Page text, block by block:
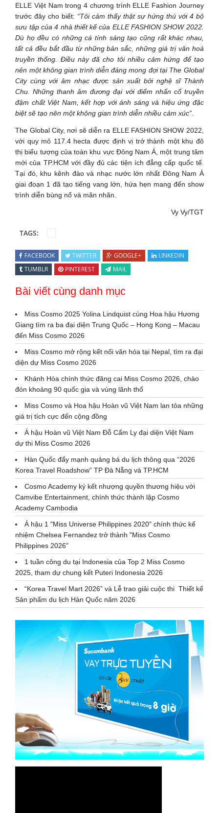
ELLE Việt Nam trong 4 chương trình ELLE Fashion Journey
trước đây cho biết: “Tôi cảm thấy thật sự hứng thú với 4 bộ
sưu tập của 4 nhà thiết kế của ELLE FASHION SHOW 2022.
Dù họ đều có những cá tính sáng tạo cũng rất khác nhau,
tất cả đều bắt đầu từ những bản sắc, những giá trị văn hoá
truyền thống. Điều này đã cho tôi nhiều cảm hứng để tạo
nên một không gian trình diễn đáng mong đợi tại The Global
City cùng với âm nhạc được sản xuất bởi nghệ sĩ Thành
Chu. Những thanh âm đương đại với điểm nhấn cổ truyền
đậm chất Việt Nam, kết hợp với ánh sáng và hiệu ứng đặc
biệt sẽ tạo nên một không gian trình diễn nhiều cảm xúc”
The Global City, nơi sẽ diễn ra ELLE FASHION SHOW 2022,
với quy mô 117.4 hecta được định vị trở thành một khu đô
thị biểu tượng của toàn khu vực Đông Nam Á, một trung tâm
mới của TP.HCM với đầy đủ các tiện ích đẳng cấp quốc tế.
Tại đó, khu kênh đào và nhạc nước lớn nhất Đông Nam Á
giai đoạn 1 đã tạo tiếng vang lớn, hứa hẹn mang đến show
trình diễn bùng nổ và mãn nhãn.
Vy Vy/TGT
TAGS:
FACEBOOK TWITTER GOOGLE+
LINKEDIN
TUMBLR
PINTEREST MAIL
Bài viết cùng danh mục
Miss Cosmo 2025 Yolina Lindquist cùng Hoa hậu Hương
Giang tìm ra ba đại diện Trung Quốc – Hong Kong – Macau
đến Miss Cosmo 2026
Miss Cosmo mở rộng kết nối văn hóa tại Nepal, tìm ra đại
diện dự Miss Cosmo 2026
Khánh Hòa chính thức đăng cai Miss Cosmo 2026, chào
đón khoảng 90 quốc gia và vùng lãnh thổ
Miss Cosmo và Hoa hậu Hoàn vũ Việt Nam lan tỏa những
giá trị tích cực đến cộng đồng
Á hậu Hoàn vũ Việt Nam Đỗ Cẩm Ly đại diện Việt Nam
dự thi Miss Cosmo 2026
Hàn Quốc đẩy mạnh quảng bá du lịch thông qua “2026
Korea Travel Roadshow” TP Đà Nẵng và TP.HCM
Cosmo Academy ký kết nhượng quyền thương hiệu với
Camvibe Entertainment, chính thức thành lập Cosmo
Academy Cambodia
Á hậu 1 "Miss Universe Philippines 2020" chính thức kế
nhiệm Chelsea Fernandez trở thành "Miss Cosmo
Philippines 2026"
1 tuần công du tại Indonesia của Top 2 Miss Cosmo
2025, tham dự chung kết Puteri Indonesia 2026
“Korea Travel Mart 2026” và Lễ trao giải cuộc thi Thiết kế
Sản phẩm du lịch Hàn Quốc năm 2026